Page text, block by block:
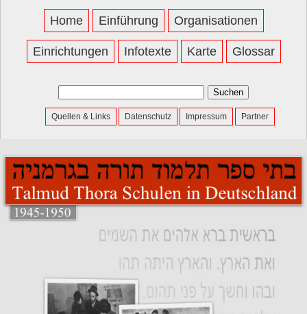
Home Einführung Organisationen
Einrichtungen Infotexte Karte Glossar
Suchen
nach:
Quellen & Links Datenschutz Impressum Partner